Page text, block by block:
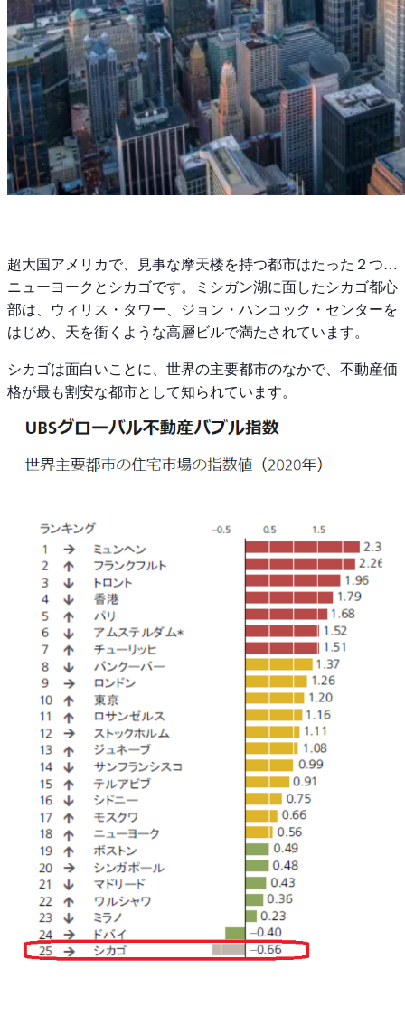
超大国アメリカで、見事な摩天楼を持つ都市はたった２つ…
ニューヨークとシカゴです。ミシガン湖に面したシカゴ都心
部は、ウィリス・タワー、ジョン・ハンコック・センターを
はじめ、天を衝くような高層ビルで満たされています。
シカゴは面白いことに、世界の主要都市のなかで、不動産価
格が最も割安な都市として知られています。